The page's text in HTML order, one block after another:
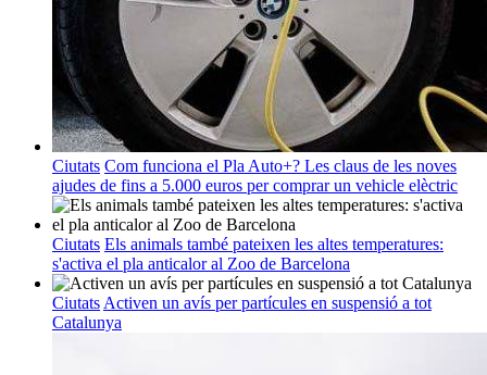
Ciutats Com funciona el Pla Auto+? Les claus de les noves
ajudes de fins a 5.000 euros per comprar un vehicle elèctric
Ciutats Els animals també pateixen les altes temperatures:
s'activa el pla anticalor al Zoo de Barcelona
Ciutats Activen un avís per partícules en suspensió a tot
Catalunya